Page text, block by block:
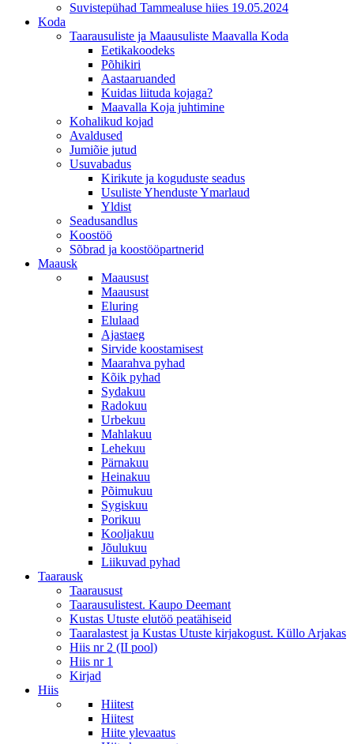
Suvistepühad Tammealuse hiies 19.05.2024
Koda
Taarausuliste ja Maausuliste Maavalla Koda
Eetikakoodeks
Põhikiri
Aastaaruanded
Kuidas liituda kojaga?
Maavalla Koja juhtimine
Kohalikud kojad
Avaldused
Jumiõie jutud
Usuvabadus
Kirikute ja koguduste seadus
Usuliste Yhenduste Ymarlaud
Yldist
Seadusandlus
Koostöö
Sõbrad ja koostööpartnerid
Maausk
Maausust
Maausust
Eluring
Elulaad
Ajastaeg
Sirvide koostamisest
Maarahva pyhad
Kõik pyhad
Sydakuu
Radokuu
Urbekuu
Mahlakuu
Lehekuu
Pärnakuu
Heinakuu
Põimukuu
Sygiskuu
Porikuu
Kooljakuu
Jõulukuu
Liikuvad pyhad
Taarausk
Taarausust
Taarausulistest. Kaupo Deemant
Kustas Utuste elutöö peatähiseid
Taaralastest ja Kustas Utuste kirjakogust. Küllo Arjakas
Hiis nr 2 (II pool)
Hiis nr 1
Kirjad
Hiis
Hiitest
Hiitest
Hiite ylevaatus